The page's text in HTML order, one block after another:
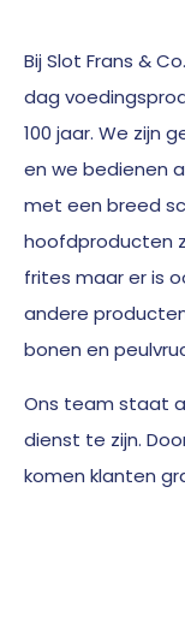
Bij Slot Frans &
dag
100 jaar. We zijn
en we bedienen
met een breed
hoofdproducten
frites maar er is
andere
bonen en
Ons team staat
dienst te zijn.
komen klanten